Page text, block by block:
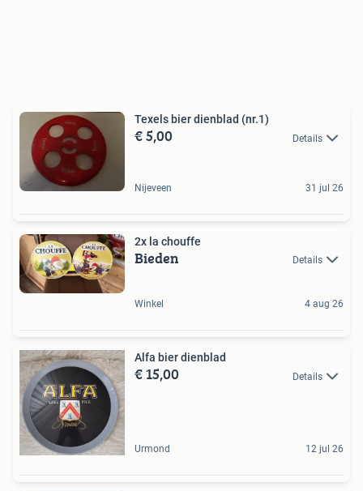
Texels bier dienblad (nr.1)
€ 5,00 Details
Nijeveen 31 jul 26
2x la chouffe
Bieden Details
Winkel 4 aug 26
Alfa bier dienblad
€ 15,00 Details
Urmond 12 jul 26